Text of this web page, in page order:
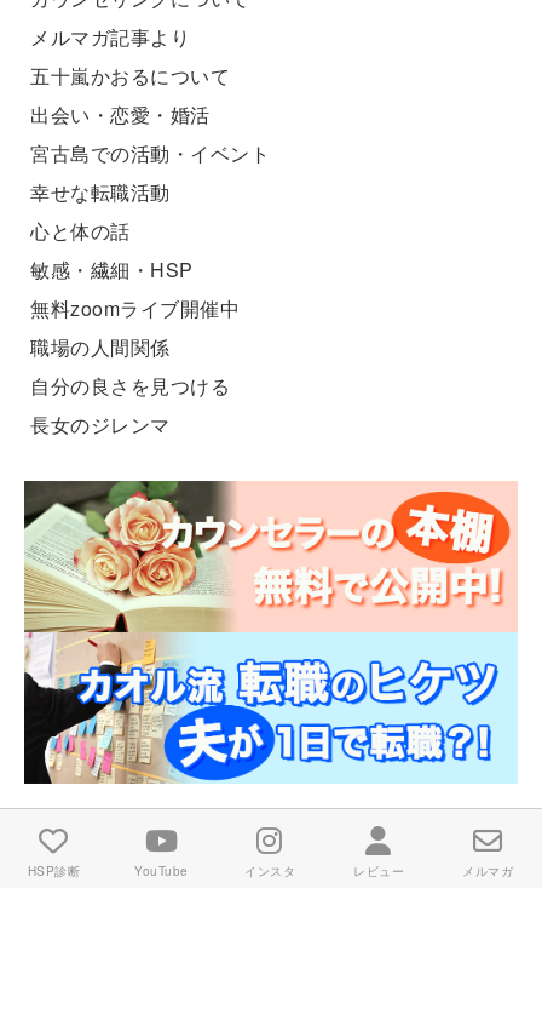
メルマガ記事より
五十嵐かおるについて
出会い・恋愛・婚活
宮古島での活動・イベント
幸せな転職活動
心と体の話
敏感・繊細・HSP
無料zoomライブ開催中
職場の人間関係
自分の良さを見つける
長女のジレンマ
HSP診断 YouTube インスタ レビュー メルマガ